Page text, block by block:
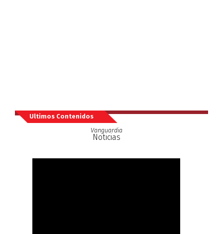
Ultimos Contenidos
Vanguardia
Noticias